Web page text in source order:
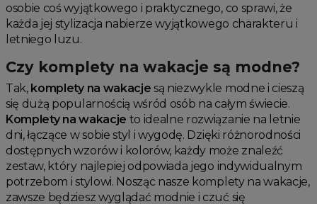
osobie coś wyjątkowego i praktycznego, co sprawi, że
każda jej stylizacja nabierze wyjątkowego charakteru i
letniego luzu.
Czy komplety na wakacje są modne?
Tak, komplety na wakacje są niezwykle modne i cieszą
się dużą popularnością wśród osób na całym świecie.
Komplety na wakacje to idealne rozwiązanie na letnie
dni, łączące w sobie styl i wygodę. Dzięki różnorodności
dostępnych wzorów i kolorów, każdy może znaleźć
zestaw, który najlepiej odpowiada jego indywidualnym
potrzebom i stylowi. Nosząc nasze komplety na wakacje,
zawsze będziesz wyglądać modnie i czuć się